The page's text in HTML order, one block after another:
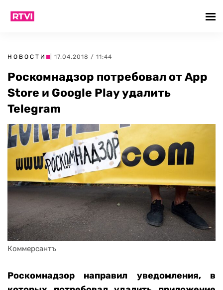
НОВОСТИ | 17.04.2018 / 11:44
Роскомнадзор потребовал от App
Store и Google Play удалить
Telegram
Коммерсантъ
Роскомнадзор направил уведомления, в